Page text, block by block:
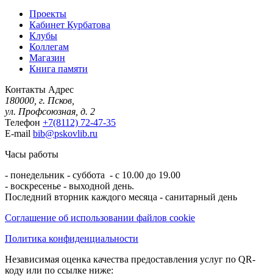
Проекты
Кабинет Курбатова
Клубы
Коллегам
Магазин
Книга памяти
Контакты Адрес
180000, г. Псков,
ул. Профсоюзная, д. 2
Телефон +7(8112) 72-47-35
E-mail bib@pskovlib.ru
Часы работы
- понедельник - суббота - с 10.00 до 19.00
- воскресенье - выходной день.
Последний вторник каждого месяца - санитарный день
Соглашение об использовании файлов cookie
Политика конфиденциальности
Независимая оценка качества предоставления услуг по QR-
коду или по ссылке ниже: